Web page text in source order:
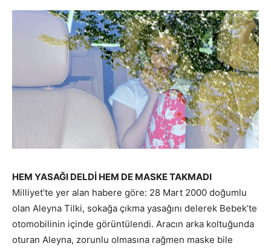
HEM YASAĞI DELDİ HEM DE MASKE TAKMADI
Milliyet’te yer alan habere göre: 28 Mart 2000 doğumlu
olan Aleyna Tilki, sokağa çıkma yasağını delerek Bebek’te
otomobilinin içinde görüntülendi. Aracın arka koltuğunda
oturan Aleyna, zorunlu olmasına rağmen maske bile